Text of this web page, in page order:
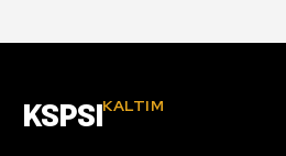
KSPSI KALTIM